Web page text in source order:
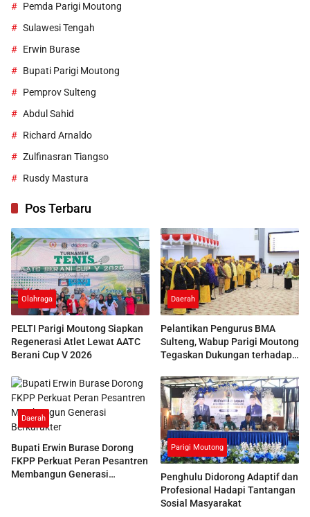
Pemda Parigi Moutong
Sulawesi Tengah
Erwin Burase
Bupati Parigi Moutong
Pemprov Sulteng
Abdul Sahid
Richard Arnaldo
Zulfinasran Tiangso
Rusdy Mastura
Pos Terbaru
Olahraga
PELTI Parigi Moutong Siapkan
Regenerasi Atlet Lewat AATC
Berani Cup V 2026
Daerah
Pelantikan Pengurus BMA
Sulteng, Wabup Parigi Moutong
Tegaskan Dukungan terhadap
Daerah
Bupati Erwin Burase Dorong
FKPP Perkuat Peran Pesantren
Membangun Generasi
Parigi Moutong
Penghulu Didorong Adaptif dan
Profesional Hadapi Tantangan
Sosial Masyarakat